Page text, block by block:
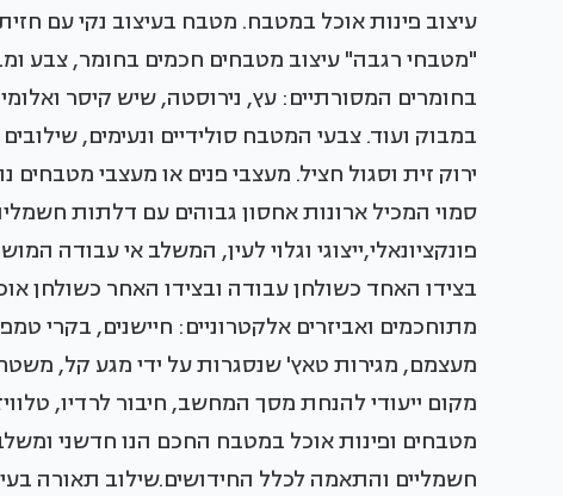
עיצוב פינות אוכל במטבח. מטבח בעיצוב נקי עם
"מטבחי רגבה" עיצוב מטבחים חכמים בחומר, צבע
בחומרים המסורתיים: עץ, נירוסטה, שיש קיסר
במבוק ועוד. צבעי המטבח סולידיים ונעימים,
ירוק זית וסגול חציל. מעצבי פנים או מעצבי
סמוי המכיל ארונות אחסון גבוהים עם דלתות
פונקציונאלי,ייצוגי וגלוי לעין, המשלב אי עבודה
בצידו האחד כשולחן עבודה ובצידו האחר כשולחן
מתוחכמים ואביזרים אלקטרוניים: חיישנים, בקרי
מעצמם, מגירות טאץ' שנסגרות על ידי מגע קל,
מקום ייעודי להנחת מסך המחשב, חיבור לרדיו,
מטבחים ופינות אוכל במטבח החכם הנו חדשני
חשמליים והתאמה לכלל החידושים.שילוב תאורה